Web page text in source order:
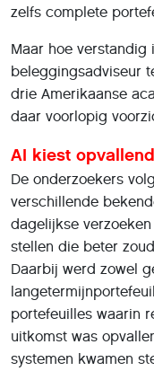
zelfs complete
Maar hoe verstandig
beleggingsadviseur
drie Amerikaanse
daar voorlopig
AI kiest
De onderzoekers
verschillende
dagelijkse
stellen die beter
Daarbij werd zowel
portefeuilles waarin
uitkomst was
systemen kwamen